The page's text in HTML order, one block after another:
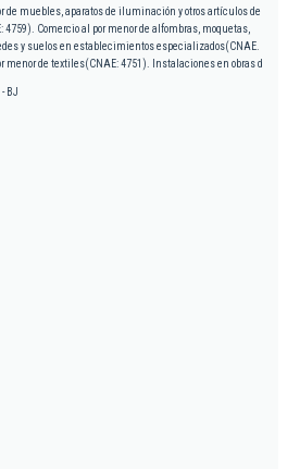
de muebles, aparatos de iluminación y otros artículos de
4759). Comercio al por menor de alfombras, moquetas,
y suelos en establecimientos especializados(CNAE.
menor de textiles(CNAE: 4751). Instalaciones en obras d
BJ